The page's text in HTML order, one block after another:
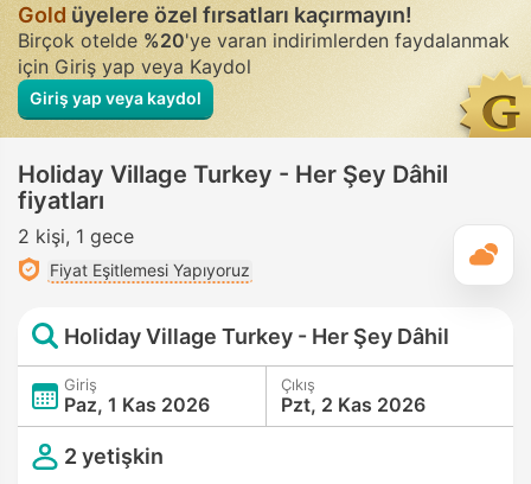
Goldüyelere özel fırsatları kaçırmayın!
Birçok otelde%20'ye varan indirimlerden faydalanmak
için Giriş yap veya Kaydol
Giriş yap veya kaydol
Holiday Village Turkey - Her Şey Dâhil
fiyatları
2 kişi 1 gece
Fiyat Eşitlemesi Yapıyoruz
Holiday Village Turkey - Her Şey Dâhil
Giriş
Paz, 1 Kas 2026
Çıkış
Pzt, 2 Kas 2026
2 yetişkin